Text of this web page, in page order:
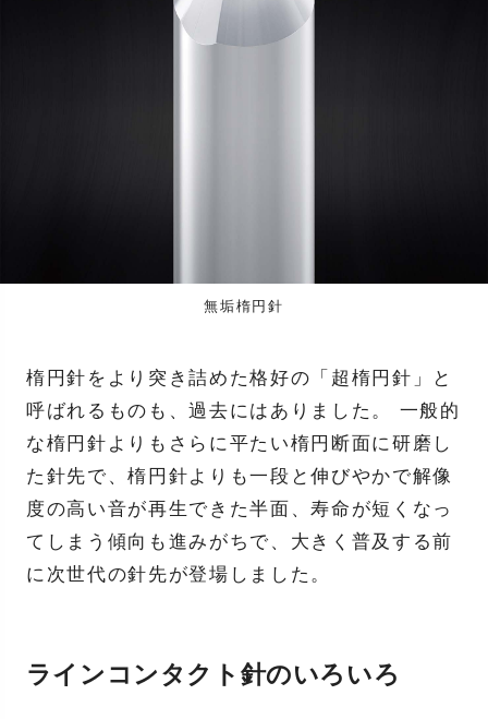
無垢楕円針
楕円針をより突き詰めた格好の「超楕円針」と
呼ばれるものも、過去にはありました。 一般的
な楕円針よりもさらに平たい楕円断面に研磨し
た針先で、楕円針よりも一段と伸びやかで解像
度の高い音が再生できた半面、寿命が短くなっ
てしまう傾向も進みがちで、大きく普及する前
に次世代の針先が登場しました。
ラインコンタクト針のいろいろ